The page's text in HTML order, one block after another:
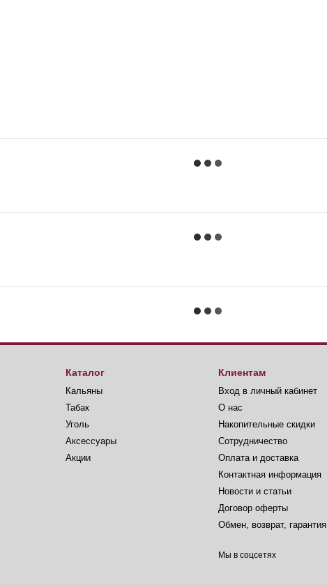
Каталог
Кальяны
Табак
Уголь
Аксессуары
Акции
Клиентам
Вход в личный кабинет
О нас
Накопительные скидки
Сотрудничество
Оплата и доставка
Контактная информация
Новости и статьи
Договор оферты
Обмен, возврат, гарантия
Мы в соцсетях